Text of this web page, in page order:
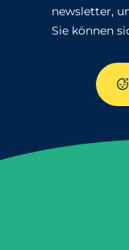
newsletter,
Sie können